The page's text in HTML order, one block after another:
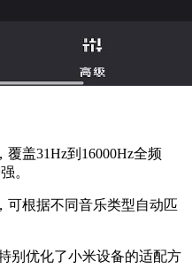
盖31Hz到16000Hz全频
。
根据不同音乐类型自动匹
优化了小米设备的适配方